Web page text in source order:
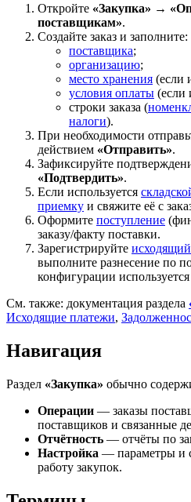
Откройте «Закупка» →
поставщикам».
Создайте заказ и заполните:
поставщика;
организацию;
место хранения (если
условия оплаты (если
строки заказа (
налоги).
При необходимости
действием «Отправить».
Зафиксируйте
«Подтвердить».
Если используется
приемку и свяжите её с
Оформите поступление
заказу/факту поставки.
Зарегистрируйте
выполните разнесение по
конфигурации используется
См. также: документация раздела
Исходящие платежи,
Навигация
Раздел «Закупка» обычно
Операции — заказы
поставщиков и связанные
Отчётность — отчёты по
Настройка — параметры и
работу закупок.